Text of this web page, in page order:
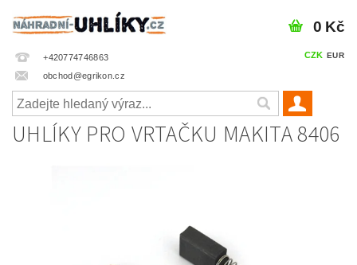
+420774746863
obchod@egrikon.cz
CZK EUR
0 Kč
UHLÍKY PRO VRTAČKU MAKITA 8406